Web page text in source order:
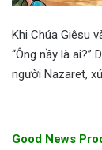
Khi Chúa Giêsu
“Ông nầy là ai?”
người Nazaret,
Good News